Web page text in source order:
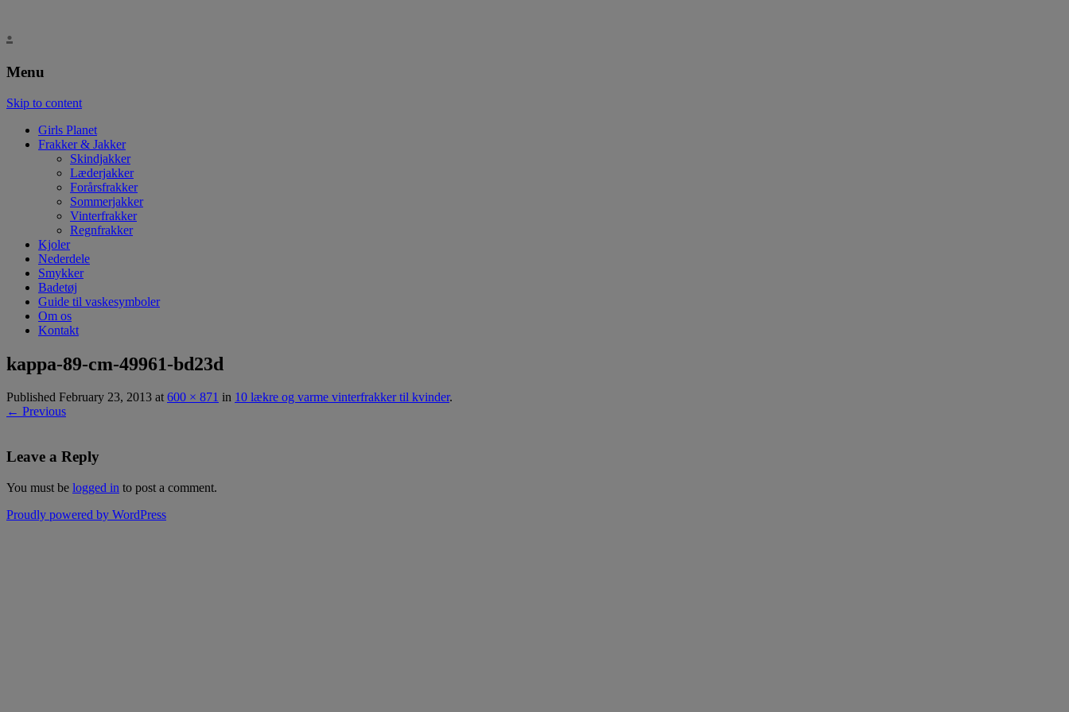
.
Menu
Skip to content
Girls Planet
Frakker & Jakker
Skindjakker
Læderjakker
Forårsfrakker
Sommerjakker
Vinterfrakker
Regnfrakker
Kjoler
Nederdele
Smykker
Badetøj
Guide til vaskesymboler
Om os
Kontakt
kappa-89-cm-49961-bd23d
Published February 23, 2013 at600 × 871 in 10 lækre og varme vinterfrakker til kvinder.
← Previous
Leave a Reply
You must be logged in to post a comment.
Proudly powered by WordPress